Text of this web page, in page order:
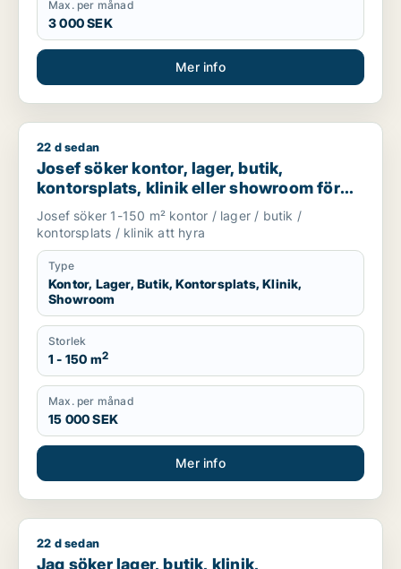
Max. per månad
3 000 SEK
Mer info
Josef söker kontor, lager, butik, kontorsplats, klinik eller
22 d sedan
Josef söker kontor, lager, butik,
kontorsplats, klinik eller showroom för
uthyrning i Göteborg
Josef söker 1-150 m² kontor / lager / butik /
kontorsplats / klinik att hyra
Type
Kontor, Lager, Butik, Kontorsplats, Klinik,
Showroom
Storlek
1 - 150 m2
Max. per månad
15 000 SEK
Mer info
Jag söker lager, butik, klinik, restauranglokal,
22 d sedan
Jag söker lager, butik, klinik,